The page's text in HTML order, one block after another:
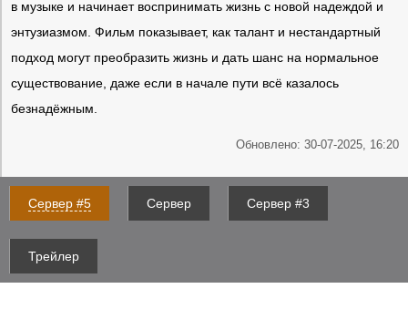
в музыке и начинает воспринимать жизнь с новой надеждой и
энтузиазмом. Фильм показывает, как талант и нестандартный
подход могут преобразить жизнь и дать шанс на нормальное
существование, даже если в начале пути всё казалось
безнадёжным.
Обновлено: 30-07-2025, 16:20
Сервер #5 Сервер Сервер #3
Трейлер